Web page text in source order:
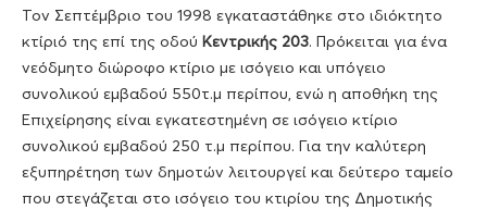
Τον Σεπτέμβριο του 1998 εγκαταστάθηκε στο ιδιόκτητο
κτίριό της επί της οδού Κεντρικής 203. Πρόκειται για ένα
νεόδμητο διώροφο κτίριο με ισόγειο και υπόγειο
συνολικού εμβαδού 550τ.μ περίπου, ενώ η αποθήκη της
Επιχείρησης είναι εγκατεστημένη σε ισόγειο κτίριο
συνολικού εμβαδού 250 τ.μ περίπου. Για την καλύτερη
εξυπηρέτηση των δημοτών λειτουργεί και δεύτερο ταμείο
που στεγάζεται στο ισόγειο του κτιρίου της Δημοτικής